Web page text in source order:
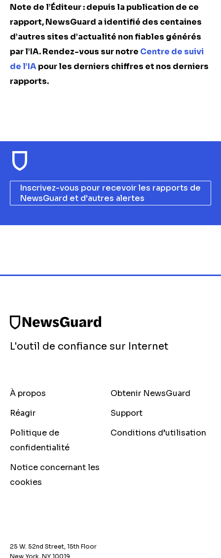
Note de l’Éditeur : depuis la publication de ce
rapport, NewsGuard a identifié des centaines
d’autres sites d’actualité non fiables générés
par l’IA. Rendez-vous sur notre Centre de suivi
de l’IApour les derniers chiffres et nos derniers
rapports.
Inscrivez-vous pour recevoir les rapports de
NewsGuard et d'autres alertes
L'outil de confiance sur Internet
À propos
Obtenir NewsGuard
Réagir
Support
Politique de
confidentialité
Conditions d’utilisation
Notice concernant les
cookies
25 W. 52nd Street, 15th Floor
New York, NY 10019